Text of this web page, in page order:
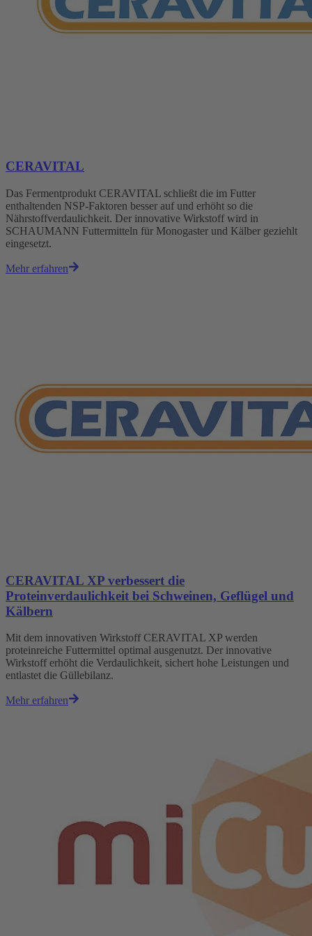
CERAVITAL
Das Fermentprodukt CERAVITAL schließt die im Futter
enthaltenden NSP-Faktoren besser auf und erhöht so die
Nährstoffverdaulichkeit. Der innovative Wirkstoff wird in
SCHAUMANN Futtermitteln für Monogaster und Kälber geziehlt
eingesetzt.
Mehr erfahren
CERAVITAL XP verbessert die
Proteinverdaulichkeit bei Schweinen, Geflügel und
Kälbern
Mit dem innovativen Wirkstoff CERAVITAL XP werden
proteinreiche Futtermittel optimal ausgenutzt. Der innovative
Wirkstoff erhöht die Verdaulichkeit, sichert hohe Leistungen und
entlastet die Güllebilanz.
Mehr erfahren